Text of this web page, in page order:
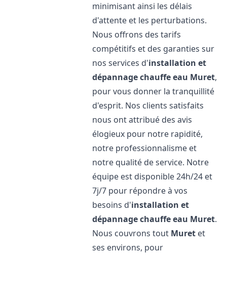
minimisant ainsi les délais
d'attente et les perturbations.
Nous offrons des tarifs
compétitifs et des garanties sur
nos services d'installation et
dépannage chauffe eau Muret,
pour vous donner la tranquillité
d'esprit. Nos clients satisfaits
nous ont attribué des avis
élogieux pour notre rapidité,
notre professionnalisme et
notre qualité de service. Notre
équipe est disponible 24h/24 et
7j/7 pour répondre à vos
besoins d'installation et
dépannage chauffe eau Muret.
Nous couvrons tout Muret et
ses environs, pour